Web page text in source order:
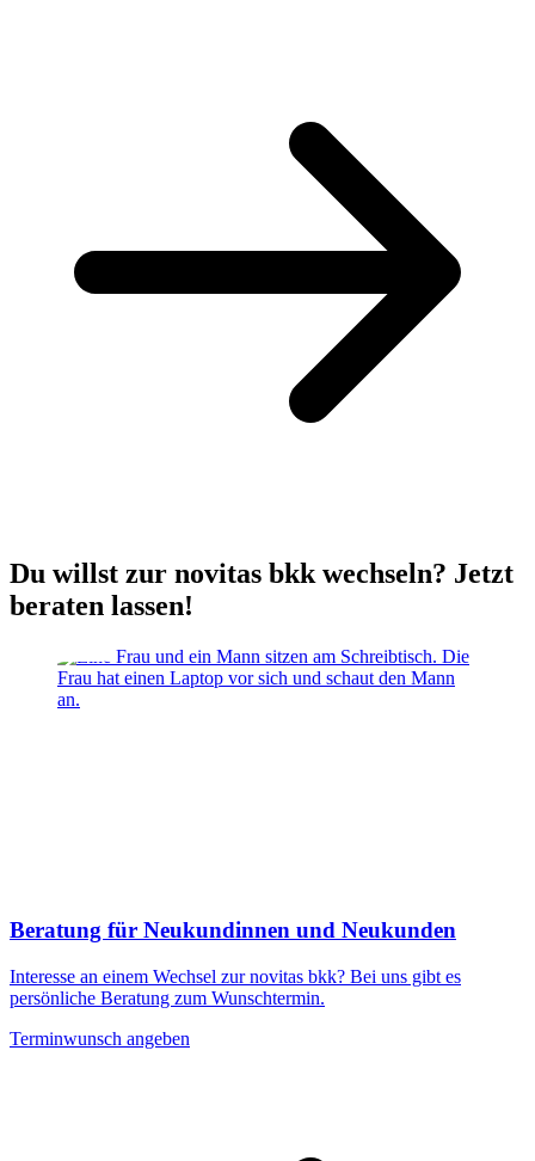
Du willst zur novitas bkk wechseln? Jetzt
beraten lassen!
Beratung für Neukundinnen und Neukunden
Interesse an einem Wechsel zur novitas bkk? Bei uns gibt es
persönliche Beratung zum Wunschtermin.
Terminwunsch angeben